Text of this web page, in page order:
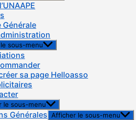
Générale
sous-menu
sa page Helloasso
le sous-menu
Générales Afficher le sous-menu